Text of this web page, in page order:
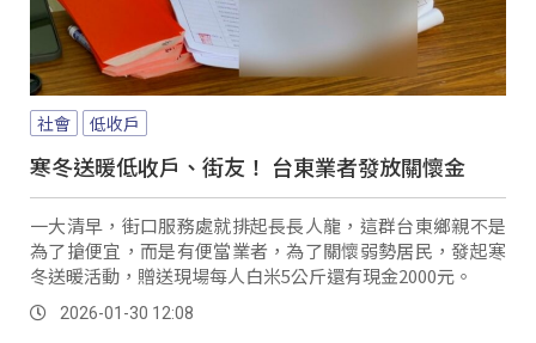
社會 低收戶
寒冬送暖低收戶、街友！ 台東業者發放關懷金
一大清早，街口服務處就排起長長人龍，這群台東鄉親不是
為了搶便宜，而是有便當業者，為了關懷弱勢居民，發起寒
冬送暖活動，贈送現場每人白米5公斤還有現金2000元。
2026-01-30 12:08